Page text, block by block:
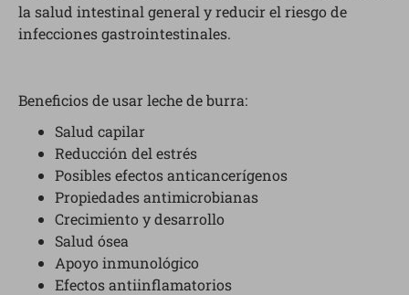
la salud intestinal general y reducir el riesgo de
infecciones gastrointestinales.
Beneficios de usar leche de burra:
Salud capilar
Reducción del estrés
Posibles efectos anticancerígenos
Propiedades antimicrobianas
Crecimiento y desarrollo
Salud ósea
Apoyo inmunológico
Efectos antiinflamatorios